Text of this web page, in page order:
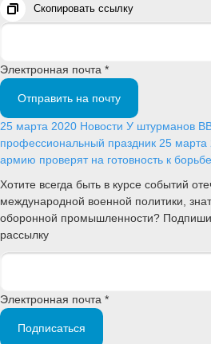
Скопировать ссылку
Электронная почта *
Отправить на почту
25 марта 2020 Новости У штурманов
профессиональный праздник 25 марта
армию проверят на готовность к борьбе
Хотите всегда быть в курсе событий
международной военной политики,
оборонной промышленности?
рассылку
Электронная почта *
Подписаться